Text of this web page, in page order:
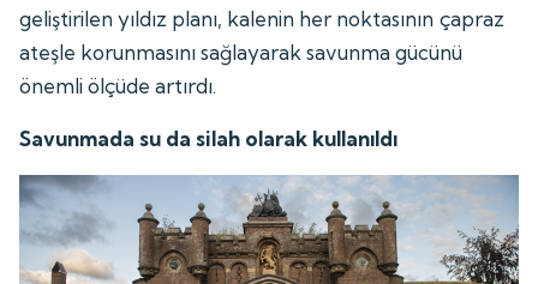
geliştirilen yıldız planı, kalenin her noktasının çapraz
ateşle korunmasını sağlayarak savunma gücünü
önemli ölçüde artırdı.
Savunmada su da silah olarak kullanıldı